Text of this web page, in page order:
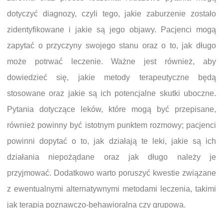
dotyczyć diagnozy, czyli tego, jakie zaburzenie zostało
zidentyfikowane i jakie są jego objawy. Pacjenci mogą
zapytać o przyczyny swojego stanu oraz o to, jak długo
może potrwać leczenie. Ważne jest również, aby
dowiedzieć się, jakie metody terapeutyczne będą
stosowane oraz jakie są ich potencjalne skutki uboczne.
Pytania dotyczące leków, które mogą być przepisane,
również powinny być istotnym punktem rozmowy; pacjenci
powinni dopytać o to, jak działają te leki, jakie są ich
działania niepożądane oraz jak długo należy je
przyjmować. Dodatkowo warto poruszyć kwestie związane
z ewentualnymi alternatywnymi metodami leczenia, takimi
jak terapia poznawczo-behawioralna czy grupowa.